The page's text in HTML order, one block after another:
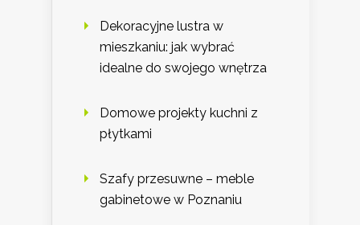
Dekoracyjne lustra w
mieszkaniu: jak wybrać
idealne do swojego wnętrza
Domowe projekty kuchni z
płytkami
Szafy przesuwne – meble
gabinetowe w Poznaniu